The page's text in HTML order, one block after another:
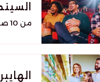
من 10 صباحًا حتى 3 صباحًا – يوميًا